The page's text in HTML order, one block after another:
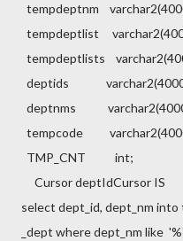
tempdeptnm
tempdeptlist
tempdeptlists
deptids
deptnms
tempcode
TMP_CNT int;
Cursor deptIdCursor IS
select dept_id, dept_nm
_dept where dept_nm like